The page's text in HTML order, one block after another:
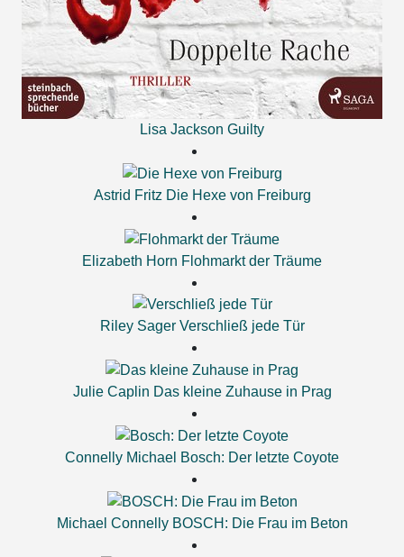
Lisa Jackson Guilty
Astrid Fritz Die Hexe von Freiburg
Elizabeth Horn Flohmarkt der Träume
Riley Sager Verschließ jede Tür
Julie Caplin Das kleine Zuhause in Prag
Connelly Michael Bosch: Der letzte Coyote
Michael Connelly BOSCH: Die Frau im Beton